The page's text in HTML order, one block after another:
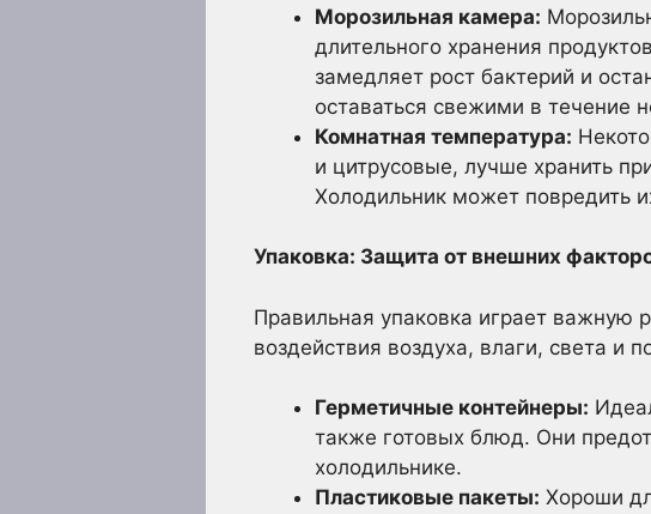
Морозильная камера:
длительного хранения
замедляет рост бактерий и
оставаться свежими в течение
Комнатная температура:
и цитрусовые, лучше хранить
Холодильник может повредить
Упаковка: Защита от внешних
Правильная упаковка играет важную
воздействия воздуха, влаги, света и
Герметичные контейнеры:
также готовых блюд. Они
холодильнике.
Пластиковые пакеты: Хороши